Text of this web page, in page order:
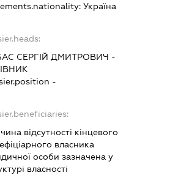
Україна
СЕРГІЙ ДМИТРОВИЧ -
-
відсутності кінцевого
власника
особи зазначена у
власності